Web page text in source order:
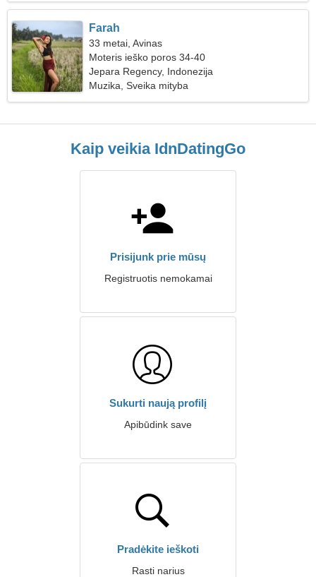
Farah
33 metai, Avinas
Moteris ieško poros 34-40
Jepara Regency, Indonezija
Muzika, Sveika mityba
Kaip veikia IdnDatingGo
Prisijunk prie mūsų
Registruotis nemokamai
Sukurti naują profilį
Apibūdink save
Pradėkite ieškoti
Rasti narius